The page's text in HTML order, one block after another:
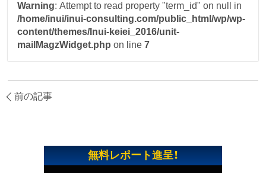
Warning : Attempt to read property "term_id" on null in
/home/inui/inui-consulting.com/public_html/wp/wp-
content/themes/Inui-keiei_2016/unit-
mailMagzWidget.php on line7
前の記事
無料レポート進呈！